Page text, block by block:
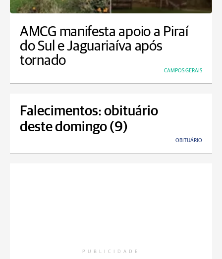
AMCG manifesta apoio a Piraí
do Sul e Jaguariaíva após
tornado
CAMPOS GERAIS
Falecimentos: obituário
deste domingo (9)
OBITUÁRIO
PUBLICIDADE